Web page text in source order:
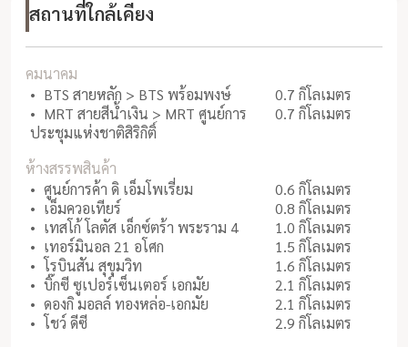
สถานที่ใกล้เคียง
คมนาคม
BTS สายหลัก > BTS พร้อมพงษ์
0.7 กิโลเมตร
MRT สายสีน้ำเงิน > MRT ศูนย์การ
ประชุมแห่งชาติสิริกิติ์
0.7 กิโลเมตร
ห้างสรรพสินค้า
ศูนย์การค้า ดิ เอ็มโพเรี่ยม
0.6 กิโลเมตร
เอ็มควอเทียร์
0.8 กิโลเมตร
เทสโก้ โลตัส เอ็กซ์ตร้า พระราม 4
1.0 กิโลเมตร
เทอร์มินอล 21 อโศก
1.5 กิโลเมตร
โรบินสัน สุขุมวิท
1.6 กิโลเมตร
บิ๊กซี ซูเปอร์เซ็นเตอร์ เอกมัย
2.1 กิโลเมตร
ดองกิ มอลล์ ทองหล่อ-เอกมัย
2.1 กิโลเมตร
โชว์ ดีซี
2.9 กิโลเมตร